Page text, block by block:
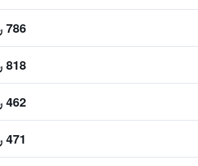
786 ﷼
818 ﷼
462 ﷼
471 ﷼